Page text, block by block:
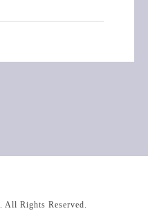
. All Rights Reserved.